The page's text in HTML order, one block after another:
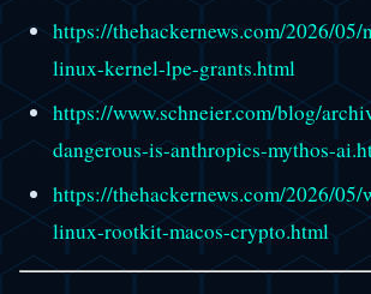
https://thehackernews.com/2026/05/
linux-kernel-lpe-grants.html
https://www.schneier.com/blog/
dangerous-is-anthropics-mythos-
https://thehackernews.com/2026/05/
linux-rootkit-macos-crypto.html